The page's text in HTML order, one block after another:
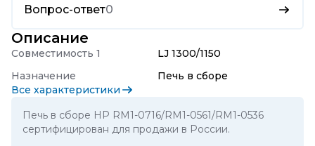
Вопрос-ответ0
Описание
Совместимость 1
LJ 1300/1150
Назначение
Печь в сборе
Все характеристики
Печь в сборе HP RM1-0716/RM1-0561/RM1-0536
сертифицирован для продажи в России.